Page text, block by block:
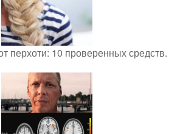
перхоти: 10 проверенных средств.